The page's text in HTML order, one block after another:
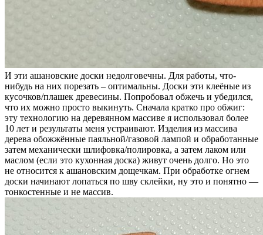
И эти ашановские доски недолговечны. Для работы, что-
нибудь на них порезать – оптимальны. Доски эти клеёные из
кусочков/плашек древесины. Попробовал обжечь и убедился,
что их можно просто выкинуть. Сначала кратко про обжиг:
эту технологию на деревянном массиве я использовал более
10 лет и результаты меня устраивают. Изделия из массива
дерева обожжённые паяльной/газовой лампой и обработанные
затем механически шлифовка/полировка, а затем лаком или
маслом (если это кухонная доска) живут очень долго. Но это
не относится к ашановским дощечкам. При обработке огнем
доски начинают лопаться по шву склейки, ну это и понятно —
тонкостенные и не массив.